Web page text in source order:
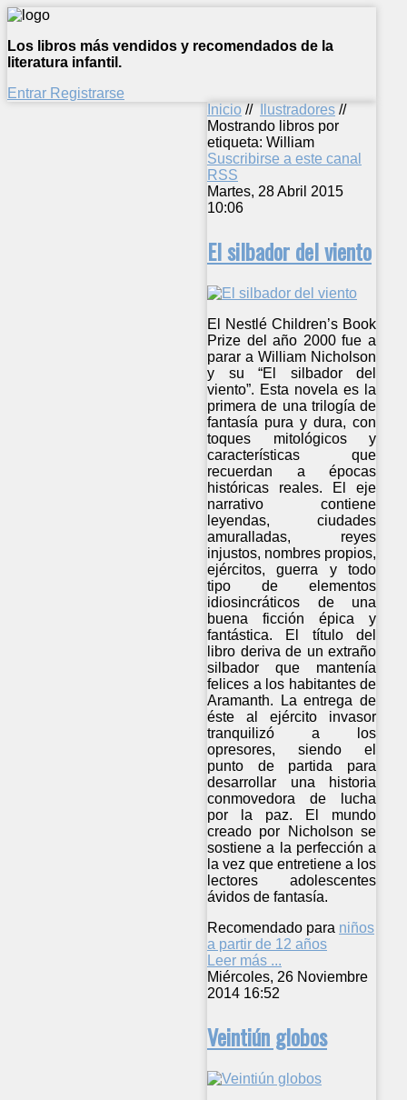
Los libros más vendidos y recomendados de la
literatura infantil.
Entrar Registrarse
Inicio // Ilustradores //
Mostrando libros por
etiqueta: William
Suscribirse a este canal
RSS
Martes, 28 Abril 2015
10:06
El silbador del viento
El Nestlé Children’s Book
Prize del año 2000 fue a
parar a William Nicholson
y su “El silbador del
viento”. Esta novela es la
primera de una trilogía de
fantasía pura y dura, con
toques mitológicos y
características que
recuerdan a épocas
históricas reales. El eje
narrativo contiene
leyendas, ciudades
amuralladas, reyes
injustos, nombres propios,
ejércitos, guerra y todo
tipo de elementos
idiosincráticos de una
buena ficción épica y
fantástica. El título del
libro deriva de un extraño
silbador que mantenía
felices a los habitantes de
Aramanth. La entrega de
éste al ejército invasor
tranquilizó a los
opresores, siendo el
punto de partida para
desarrollar una historia
conmovedora de lucha
por la paz. El mundo
creado por Nicholson se
sostiene a la perfección a
la vez que entretiene a los
lectores adolescentes
ávidos de fantasía.
Recomendado para niños
a partir de 12 años
Leer más ...
Miércoles, 26 Noviembre
2014 16:52
Veintiún globos